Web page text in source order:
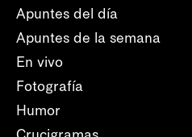
Apuntes del día
Apuntes de la semana
En vivo
Fotografía
Humor